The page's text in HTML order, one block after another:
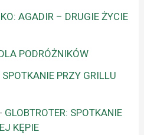
AGADIR – DRUGIE ŻYCIE
PODRÓŻNIKÓW
SPOTKANIE PRZY GRILLU
- GLOBTROTER: SPOTKANIE
KĘPIE